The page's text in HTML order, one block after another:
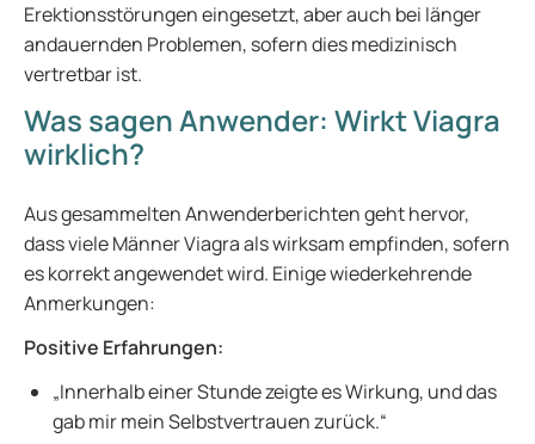
Erektionsstörungen eingesetzt, aber auch bei länger
andauernden Problemen, sofern dies medizinisch
vertretbar ist.
Was sagen Anwender: Wirkt Viagra
wirklich?
Aus gesammelten Anwenderberichten geht hervor,
dass viele Männer Viagra als wirksam empfinden, sofern
es korrekt angewendet wird. Einige wiederkehrende
Anmerkungen:
Positive Erfahrungen:
„Innerhalb einer Stunde zeigte es Wirkung, und das
gab mir mein Selbstvertrauen zurück.“